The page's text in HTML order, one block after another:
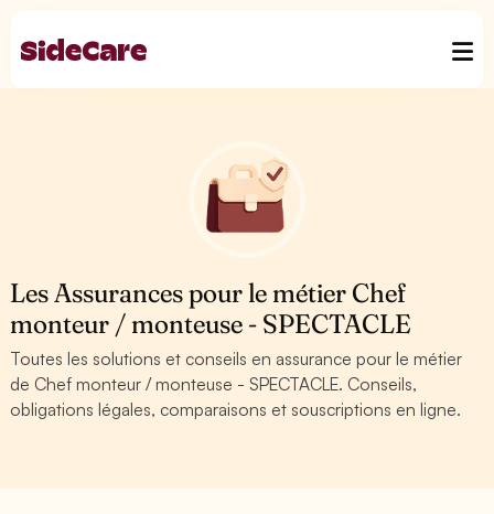
Les Assurances pour le métier Chef
monteur / monteuse - SPECTACLE
Toutes les solutions et conseils en assurance pour le métier
de Chef monteur / monteuse - SPECTACLE. Conseils,
obligations légales, comparaisons et souscriptions en ligne.